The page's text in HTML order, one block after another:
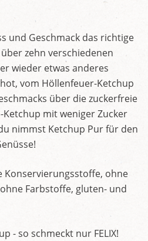
und Geschmack das richtige
zehn verschiedenen
wieder etwas anderes
vom Höllenfeuer-Ketchup
über die zuckerfreie
mit weniger Zucker
nimmst Ketchup Pur für den
Konservierungsstoffe, ohne
Farbstoffe, gluten- und
- so schmeckt nur FELIX!